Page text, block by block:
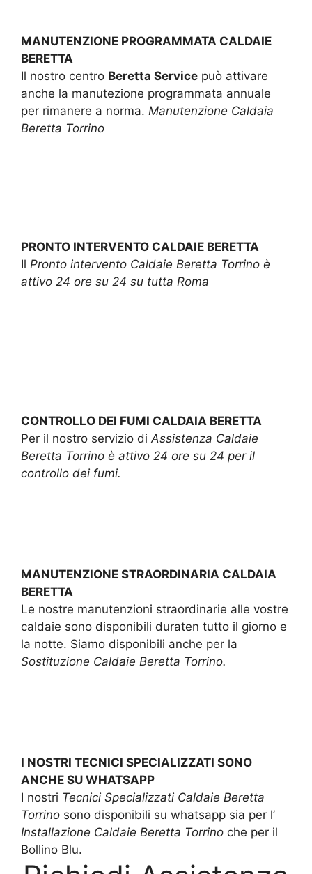
MANUTENZIONE PROGRAMMATA CALDAIE
BERETTA
Il nostro centro Beretta Service può attivare
anche la manutezione programmata annuale
per rimanere a norma. Manutenzione Caldaia
Beretta Torrino
PRONTO INTERVENTO CALDAIE BERETTA
Il Pronto intervento Caldaie Beretta Torrino è
attivo 24 ore su 24 su tutta Roma
CONTROLLO DEI FUMI CALDAIA BERETTA
Per il nostro servizio diAssistenza Caldaie
Beretta Torrino è attivo 24 ore su 24 per il
controllo dei fumi.
MANUTENZIONE STRAORDINARIA CALDAIA
BERETTA
Le nostre manutenzioni straordinarie alle vostre
caldaie sono disponibili duraten tutto il giorno e
la notte. Siamo disponibili anche per la
Sostituzione Caldaie Beretta Torrino.
I NOSTRI TECNICI SPECIALIZZATI SONO
ANCHE SU WHATSAPP
I nostri Tecnici Specializzati Caldaie Beretta
Torrino sono disponibili su whatsapp sia per l’
Installazione Caldaie Beretta Torrino che per il
Bollino Blu.